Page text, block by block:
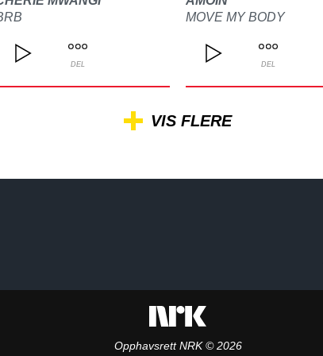
DEL
MOVE MY BODY
DEL
VIS FLERE
Opphavsrett NRK © 2026